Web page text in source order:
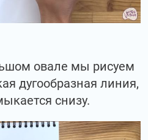
овале мы рисуем
дугообразная линия,
снизу.